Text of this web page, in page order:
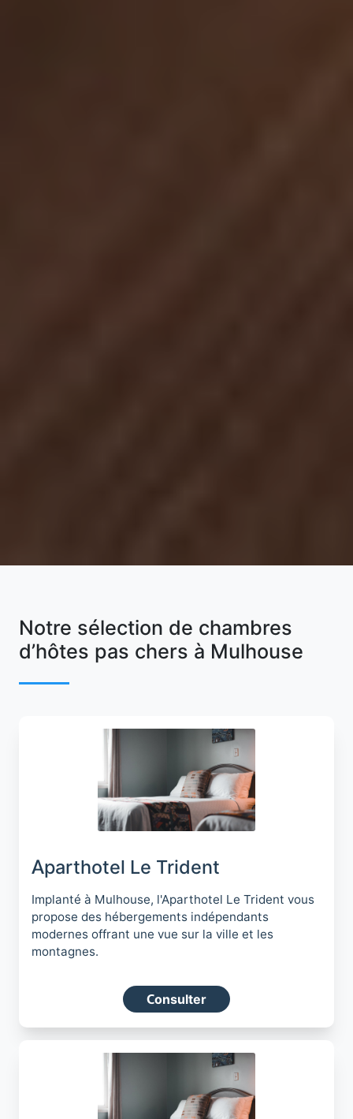
Notre sélection de chambres
d’hôtes pas chers à Mulhouse
Aparthotel Le Trident
Implanté à Mulhouse, l'Aparthotel Le Trident vous
propose des hébergements indépendants
modernes offrant une vue sur la ville et les
montagnes.
Consulter